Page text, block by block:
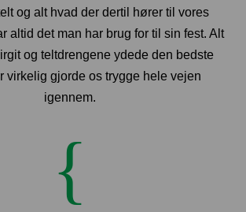
og alt hvad der dertil hører til vores
altid det man har brug for til sin fest. Alt
og teltdrengene ydede den bedste
virkelig gjorde os trygge hele vejen
igennem.
{